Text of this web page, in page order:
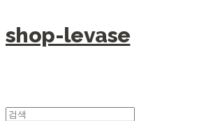
shop-levase